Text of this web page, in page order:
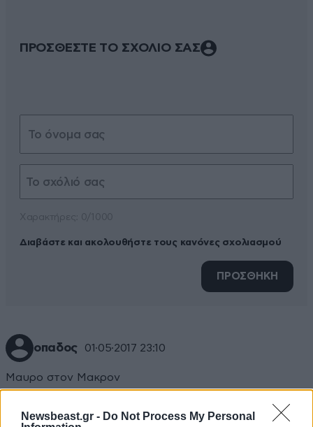
Newsbeast.gr - Do Not Process My Personal
ΠΡΟΣΘΕΣΤΕ ΤΟ ΣΧΟΛΙΟ ΣΑΣ
Διαβάστε και ακολουθήστε τους κανόνες σχολιασμού
ΠΡΟΣΘΗΚΗ
οπαδος 01·05·2017 23:10
Μαυρο στον Μακρον
0